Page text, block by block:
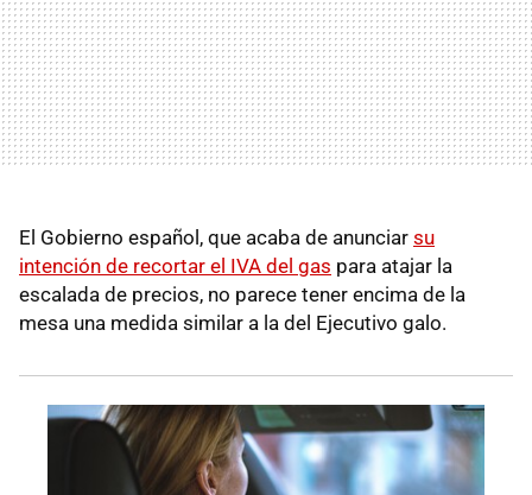
El Gobierno español, que acaba de anunciar su
intención de recortar el IVA del gas para atajar la
escalada de precios, no parece tener encima de la
mesa una medida similar a la del Ejecutivo galo.